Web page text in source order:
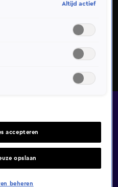
hottub...
of Waarheid'. Sabine zuigt
in zijn nek, hij bijt
kus is de finale. Is
Altijd actief
accepteren
opslaan
beheren